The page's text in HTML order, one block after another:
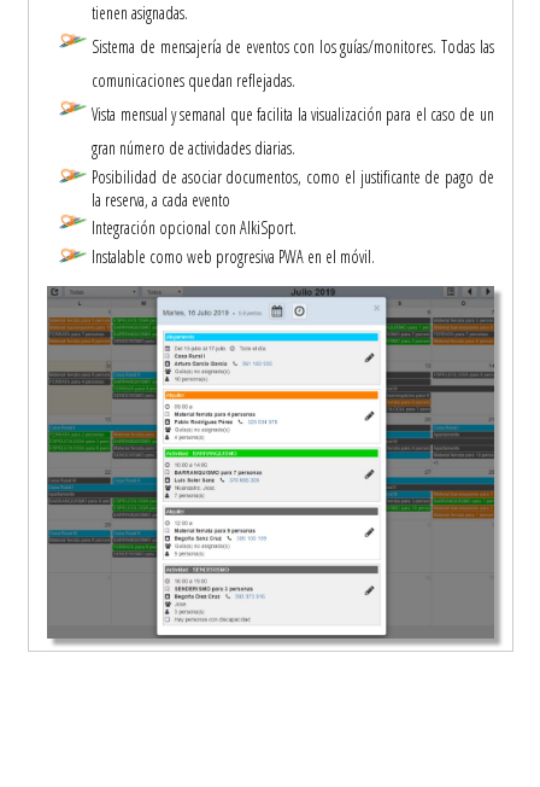
tienen asignadas.
Sistema de mensajería de eventos con los guías/monitores. Todas las
comunicaciones quedan reflejadas.
Vista mensual y semanal que facilita la visualización para el caso de un
gran número de actividades diarias.
Posibilidad de asociar documentos, como el justificante de pago de
la reserva, a cada evento
Integración opcional con AlkiSport.
Instalable como web progresiva PWA en el móvil.